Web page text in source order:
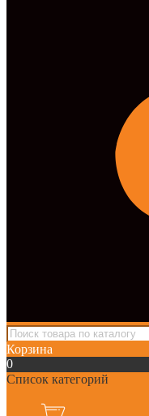
Корзина
0
Список категорий